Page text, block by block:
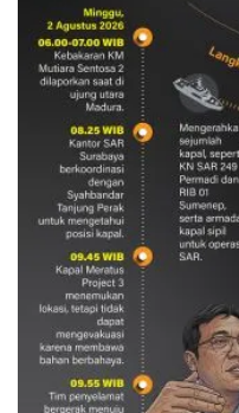
Evakuasi
Mutiara